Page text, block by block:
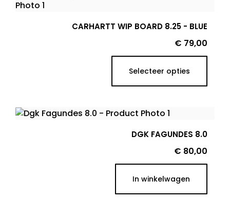
CARHARTT WIP BOARD 8.25 - BLUE
Prijs
€ 79,00
Selecteer opties
DGK FAGUNDES 8.0
Prijs
€ 80,00
In winkelwagen